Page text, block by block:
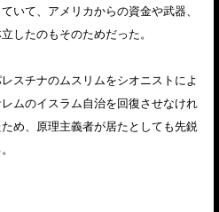
いて、アメリカからの資金や武器、
したのもそのためだった。
スチナのムスリムをシオニストによ
ムのイスラム自治を回復させなけれ
め、原理主義者が居たとしても先鋭